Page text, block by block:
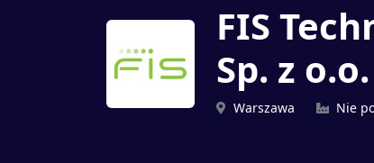
FIS
Sp. z o.o.
Warszawa Nie